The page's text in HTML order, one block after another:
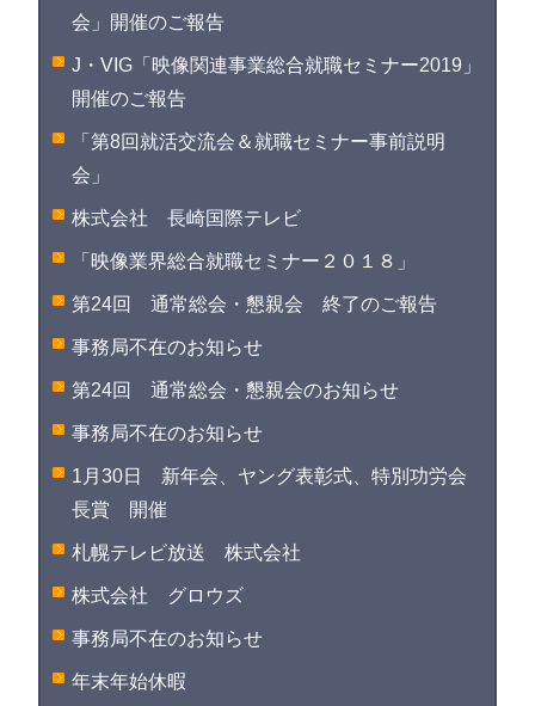
会」開催のご報告
J・VIG「映像関連事業総合就職セミナー2019」
開催のご報告
「第8回就活交流会＆就職セミナー事前説明
会」
株式会社 長崎国際テレビ
「映像業界総合就職セミナー２０１８」
第24回 通常総会・懇親会 終了のご報告
事務局不在のお知らせ
第24回 通常総会・懇親会のお知らせ
事務局不在のお知らせ
1月30日 新年会、ヤング表彰式、特別功労会
長賞 開催
札幌テレビ放送 株式会社
株式会社 グロウズ
事務局不在のお知らせ
年末年始休暇